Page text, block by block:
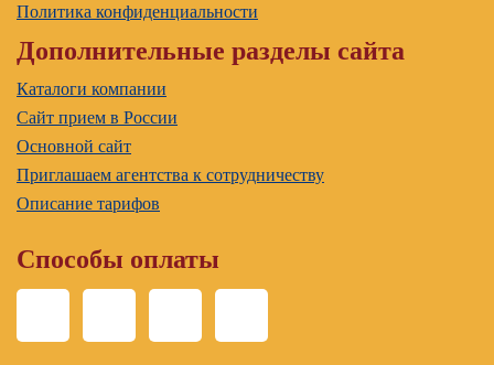
Политика конфиденциальности
Дополнительные разделы сайта
Каталоги компании
Сайт прием в России
Основной сайт
Приглашаем агентства к сотрудничеству
Описание тарифов
Способы оплаты